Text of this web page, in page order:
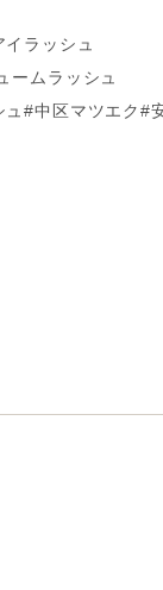
ラッシュ
ームラッシュ
#中区マツエク#